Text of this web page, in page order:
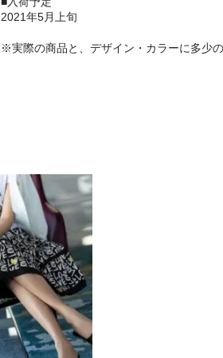
2021年5月上旬
※実際の商品と、デザイン・カラーに多少